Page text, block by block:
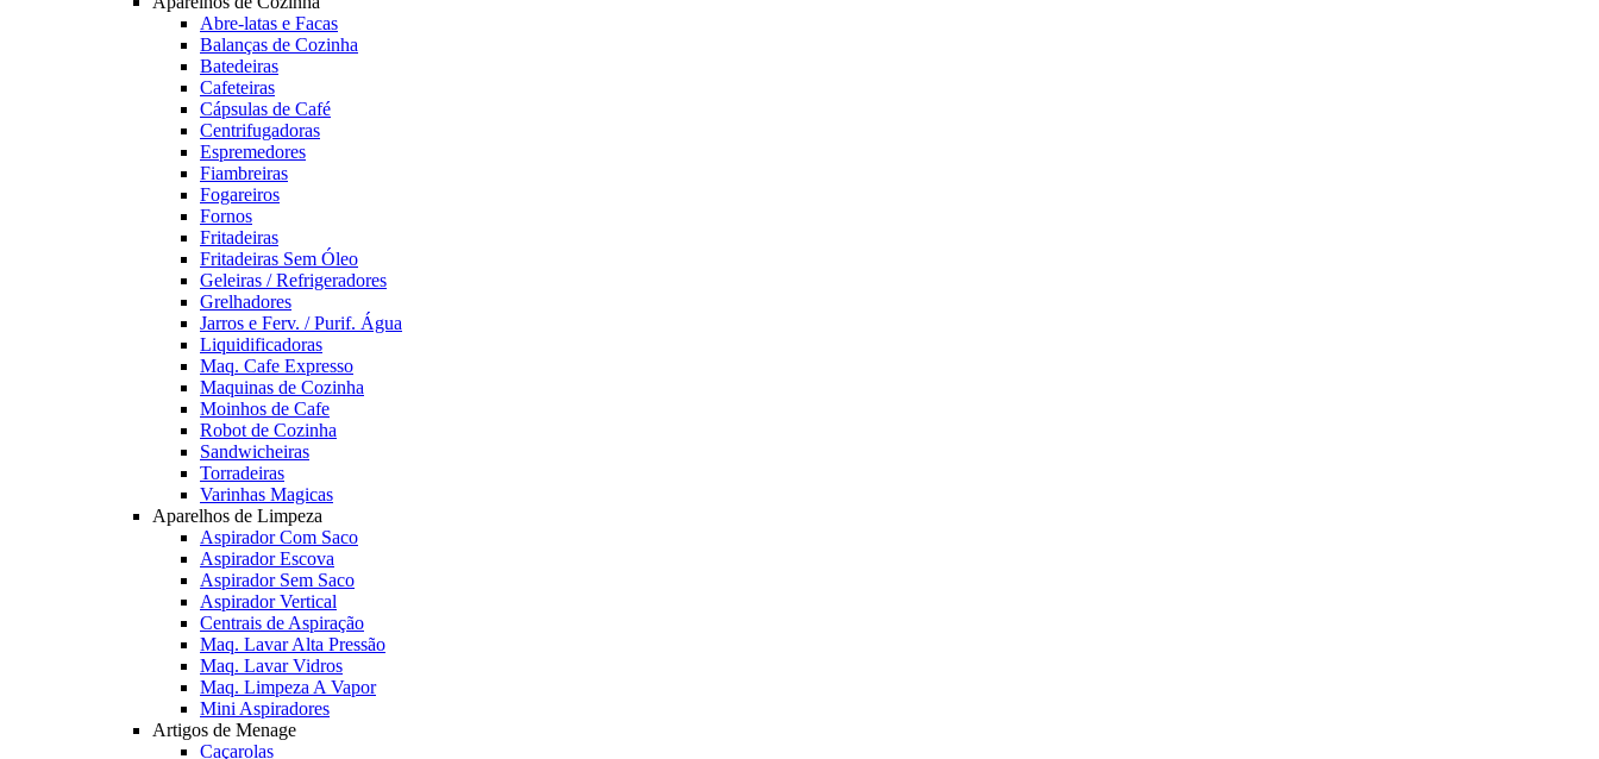
Abre-latas e Facas
Balanças de Cozinha
Batedeiras
Cafeteiras
Cápsulas de Café
Centrifugadoras
Espremedores
Fiambreiras
Fogareiros
Fornos
Fritadeiras
Fritadeiras Sem Óleo
Geleiras / Refrigeradores
Grelhadores
Jarros e Ferv. / Purif. Água
Liquidificadoras
Maq. Cafe Expresso
Maquinas de Cozinha
Moinhos de Cafe
Robot de Cozinha
Sandwicheiras
Torradeiras
Varinhas Magicas
Aparelhos de Limpeza
Aspirador Com Saco
Aspirador Escova
Aspirador Sem Saco
Aspirador Vertical
Centrais de Aspiração
Maq. Lavar Alta Pressão
Maq. Lavar Vidros
Maq. Limpeza A Vapor
Mini Aspiradores
Artigos de Menage
Caçarolas